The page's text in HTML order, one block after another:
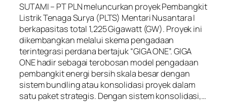
SUTAMI – PT PLN meluncurkan proyek Pembangkit
Listrik Tenaga Surya (PLTS) Mentari Nusantara I
berkapasitas total 1,225 Gigawatt (GW). Proyek ini
dikembangkan melalui skema pengadaan
terintegrasi perdana bertajuk “GIGA ONE”. GIGA
ONE hadir sebagai terobosan model pengadaan
pembangkit energi bersih skala besar dengan
sistem bundling atau konsolidasi proyek dalam
satu paket strategis. Dengan sistem konsolidasi,…